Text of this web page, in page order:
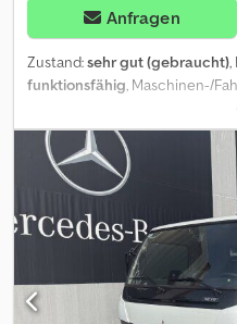
Anfragen
Zustand:sehr gut (gebraucht),
funktionsfähig, Maschinen-/
,
kW (175,00 PS), Erstzulassung:
Gesamtgewicht:
,
Reifenzustand:70 % , Achsen-
3.400 mm, Kraftstoff: ,
Fahrerkabine:Fahrerhaus,
Gänge: 5, Federung:Blatt,
, Laderaumlänge:
Ausstattung: ABS, AdBlue,
Bluetooth, Bordcomputer,